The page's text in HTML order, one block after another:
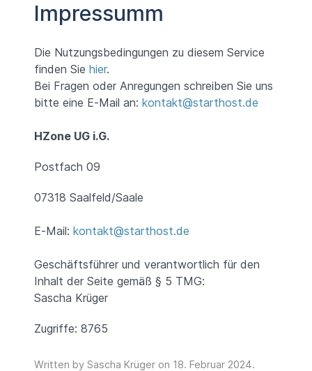
Impressumm
Die Nutzungsbedingungen zu diesem Service
finden Sie hier.
Bei Fragen oder Anregungen schreiben Sie uns
bitte eine E-Mail an: kontakt@starthost.de
HZone UG i.G.
Postfach 09
07318 Saalfeld/Saale
E-Mail: kontakt@starthost.de
Geschäftsführer und verantwortlich für den
Inhalt der Seite gemäß § 5 TMG:
Sascha Krüger
Zugriffe: 8765
Written by Sascha Krüger on 18. Februar 2024.